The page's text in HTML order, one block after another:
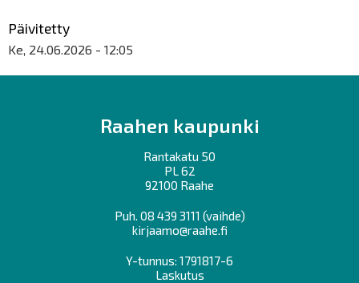
Päivitetty
Ke, 24.06.2026 - 12:05
Raahen kaupunki
Rantakatu 50
PL 62
92100 Raahe
Puh. 08 439 3111 (vaihde)
kirjaamo@raahe.fi
Y-tunnus: 1791817-6
Laskutus